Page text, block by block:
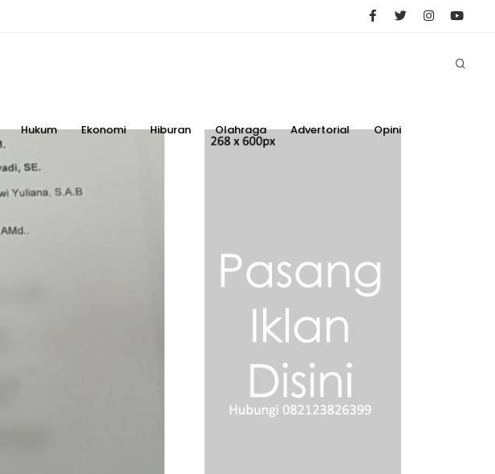
Hukum Ekonomi Hiburan Olahraga Advertorial Opini